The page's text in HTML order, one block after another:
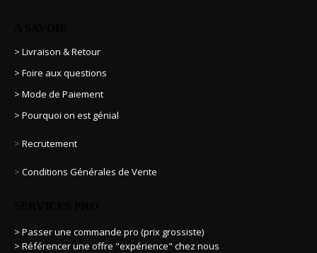
> Livraison & Retour
> Foire aux questions
> Mode de Paiement
> Pourquoi on est génial
> Recrutement
> Conditions Générales de Vente
> Passer une commande pro (prix grossiste)
> Référencer une offre "expérience" chez nous